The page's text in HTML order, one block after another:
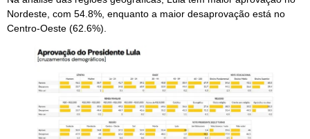
Nordeste, com 54.8%, enquanto a maior desaprovação está no
Centro-Oeste (62.6%).